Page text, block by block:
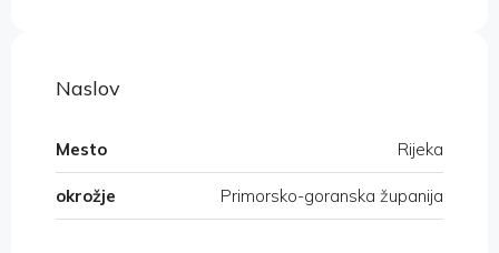
Naslov
Mesto Rijeka
okrožje Primorsko-goranska županija